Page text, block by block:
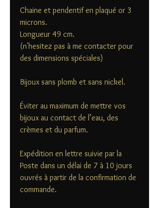
Chaine et pendentif en plaqué or 3
microns.
Longueur 49 cm.
(n'hesitez pas à me contacter pour
des dimensions spéciales)
Bijoux sans plomb et sans nickel.
Éviter au maximum de mettre vos
bijoux au contact de l’eau, des
crèmes et du parfum.
Expédition en lettre suivie par la
Poste dans un délai de 7 à 10 jours
ouvrés à partir de la confirmation de
commande.